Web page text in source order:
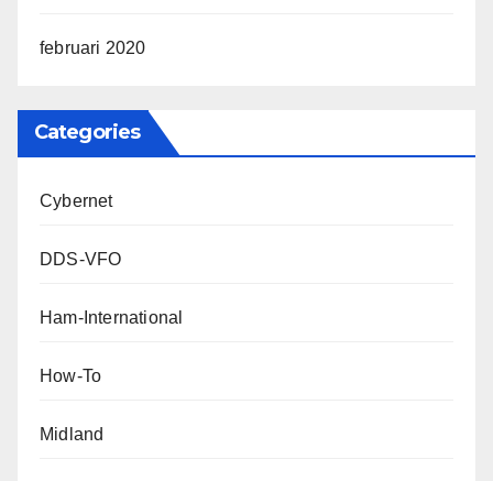
februari 2020
Categories
Cybernet
DDS-VFO
Ham-International
How-To
Midland